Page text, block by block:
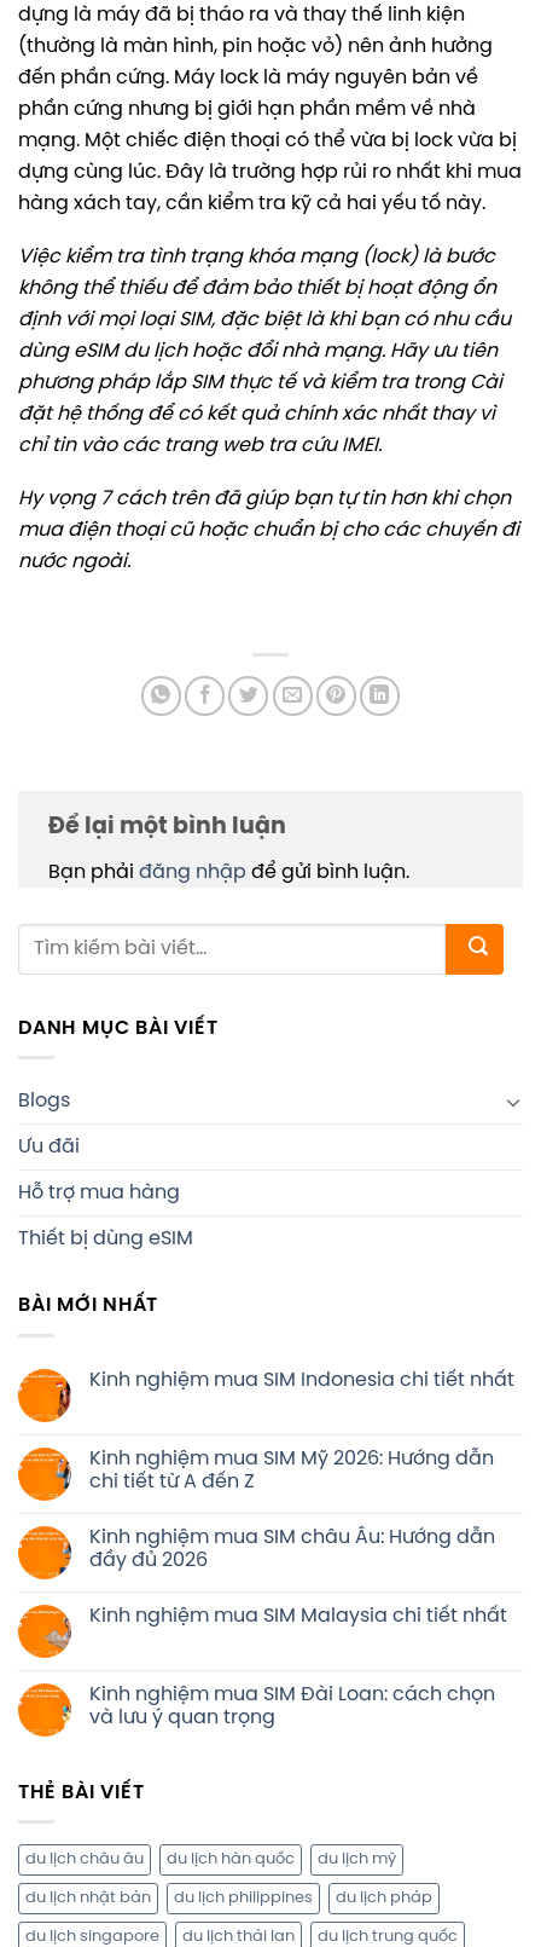
dựng là máy đã bị tháo ra và thay thế linh kiện
(thường là màn hình, pin hoặc vỏ) nên ảnh hưởng
đến phần cứng. Máy lock là máy nguyên bản về
phần cứng nhưng bị giới hạn phần mềm về nhà
mạng. Một chiếc điện thoại có thể vừa bị lock vừa bị
dựng cùng lúc. Đây là trường hợp rủi ro nhất khi mua
hàng xách tay, cần kiểm tra kỹ cả hai yếu tố này.
Việc kiểm tra tình trạng khóa mạng (lock) là bước
không thể thiếu để đảm bảo thiết bị hoạt động ổn
định với mọi loại SIM, đặc biệt là khi bạn có nhu cầu
dùng eSIM du lịch hoặc đổi nhà mạng. Hãy ưu tiên
phương pháp lắp SIM thực tế và kiểm tra trong Cài
đặt hệ thống để có kết quả chính xác nhất thay vì
chỉ tin vào các trang web tra cứu IMEI.
Hy vọng 7 cách trên đã giúp bạn tự tin hơn khi chọn
mua điện thoại cũ hoặc chuẩn bị cho các chuyến đi
nước ngoài.
Để lại một bình luận
Bạn phải đăng nhập để gửi bình luận.
DANH MỤC BÀI VIẾT
Blogs
Ưu đãi
Hỗ trợ mua hàng
Thiết bị dùng eSIM
BÀI MỚI NHẤT
Kinh nghiệm mua SIM Indonesia chi tiết nhất
Kinh nghiệm mua SIM Mỹ 2026: Hướng dẫn
chi tiết từ A đến Z
Kinh nghiệm mua SIM châu Âu: Hướng dẫn
đầy đủ 2026
Kinh nghiệm mua SIM Malaysia chi tiết nhất
Kinh nghiệm mua SIM Đài Loan: cách chọn
và lưu ý quan trọng
THẺ BÀI VIẾT
du lịch châu âu du lịch hàn quốc du lịch mỹ
du lịch nhật bản du lịch philippines du lịch pháp
du lịch singapore du lịch thái lan du lịch trung quốc